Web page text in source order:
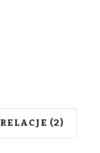
RELACJE (2)